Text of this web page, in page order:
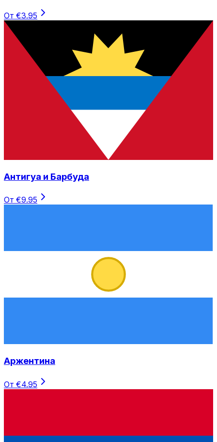
От €3.95
Антигуа и Барбуда
От €9.95
Аржентина
От €4.95